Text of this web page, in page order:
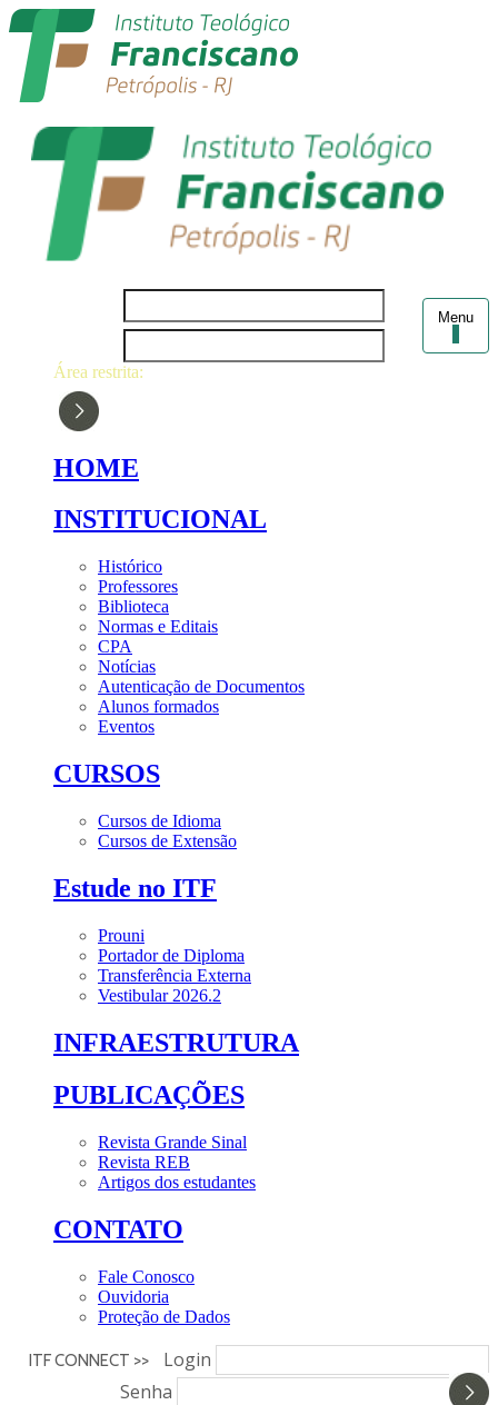
Menu
Área restrita:
HOME
INSTITUCIONAL
Histórico
Professores
Biblioteca
Normas e Editais
CPA
Notícias
Autenticação de Documentos
Alunos formados
Eventos
CURSOS
Cursos de Idioma
Cursos de Extensão
Estude no ITF
Prouni
Portador de Diploma
Transferência Externa
Vestibular 2026.2
INFRAESTRUTURA
PUBLICAÇÕES
Revista Grande Sinal
Revista REB
Artigos dos estudantes
CONTATO
Fale Conosco
Ouvidoria
Proteção de Dados
ITF CONNECT >>
Login
Senha